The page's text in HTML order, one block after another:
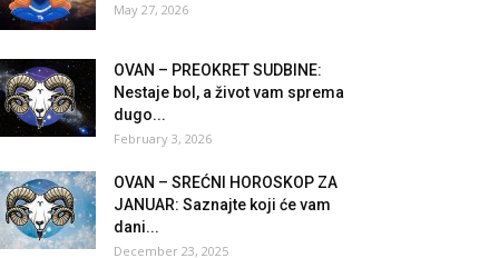
May 27, 2026
OVAN – PREOKRET SUDBINE:
Nestaje bol, a život vam sprema
dugo...
February 3, 2026
OVAN – SREĆNI HOROSKOP ZA
JANUAR: Saznajte koji će vam
dani...
December 23, 2025